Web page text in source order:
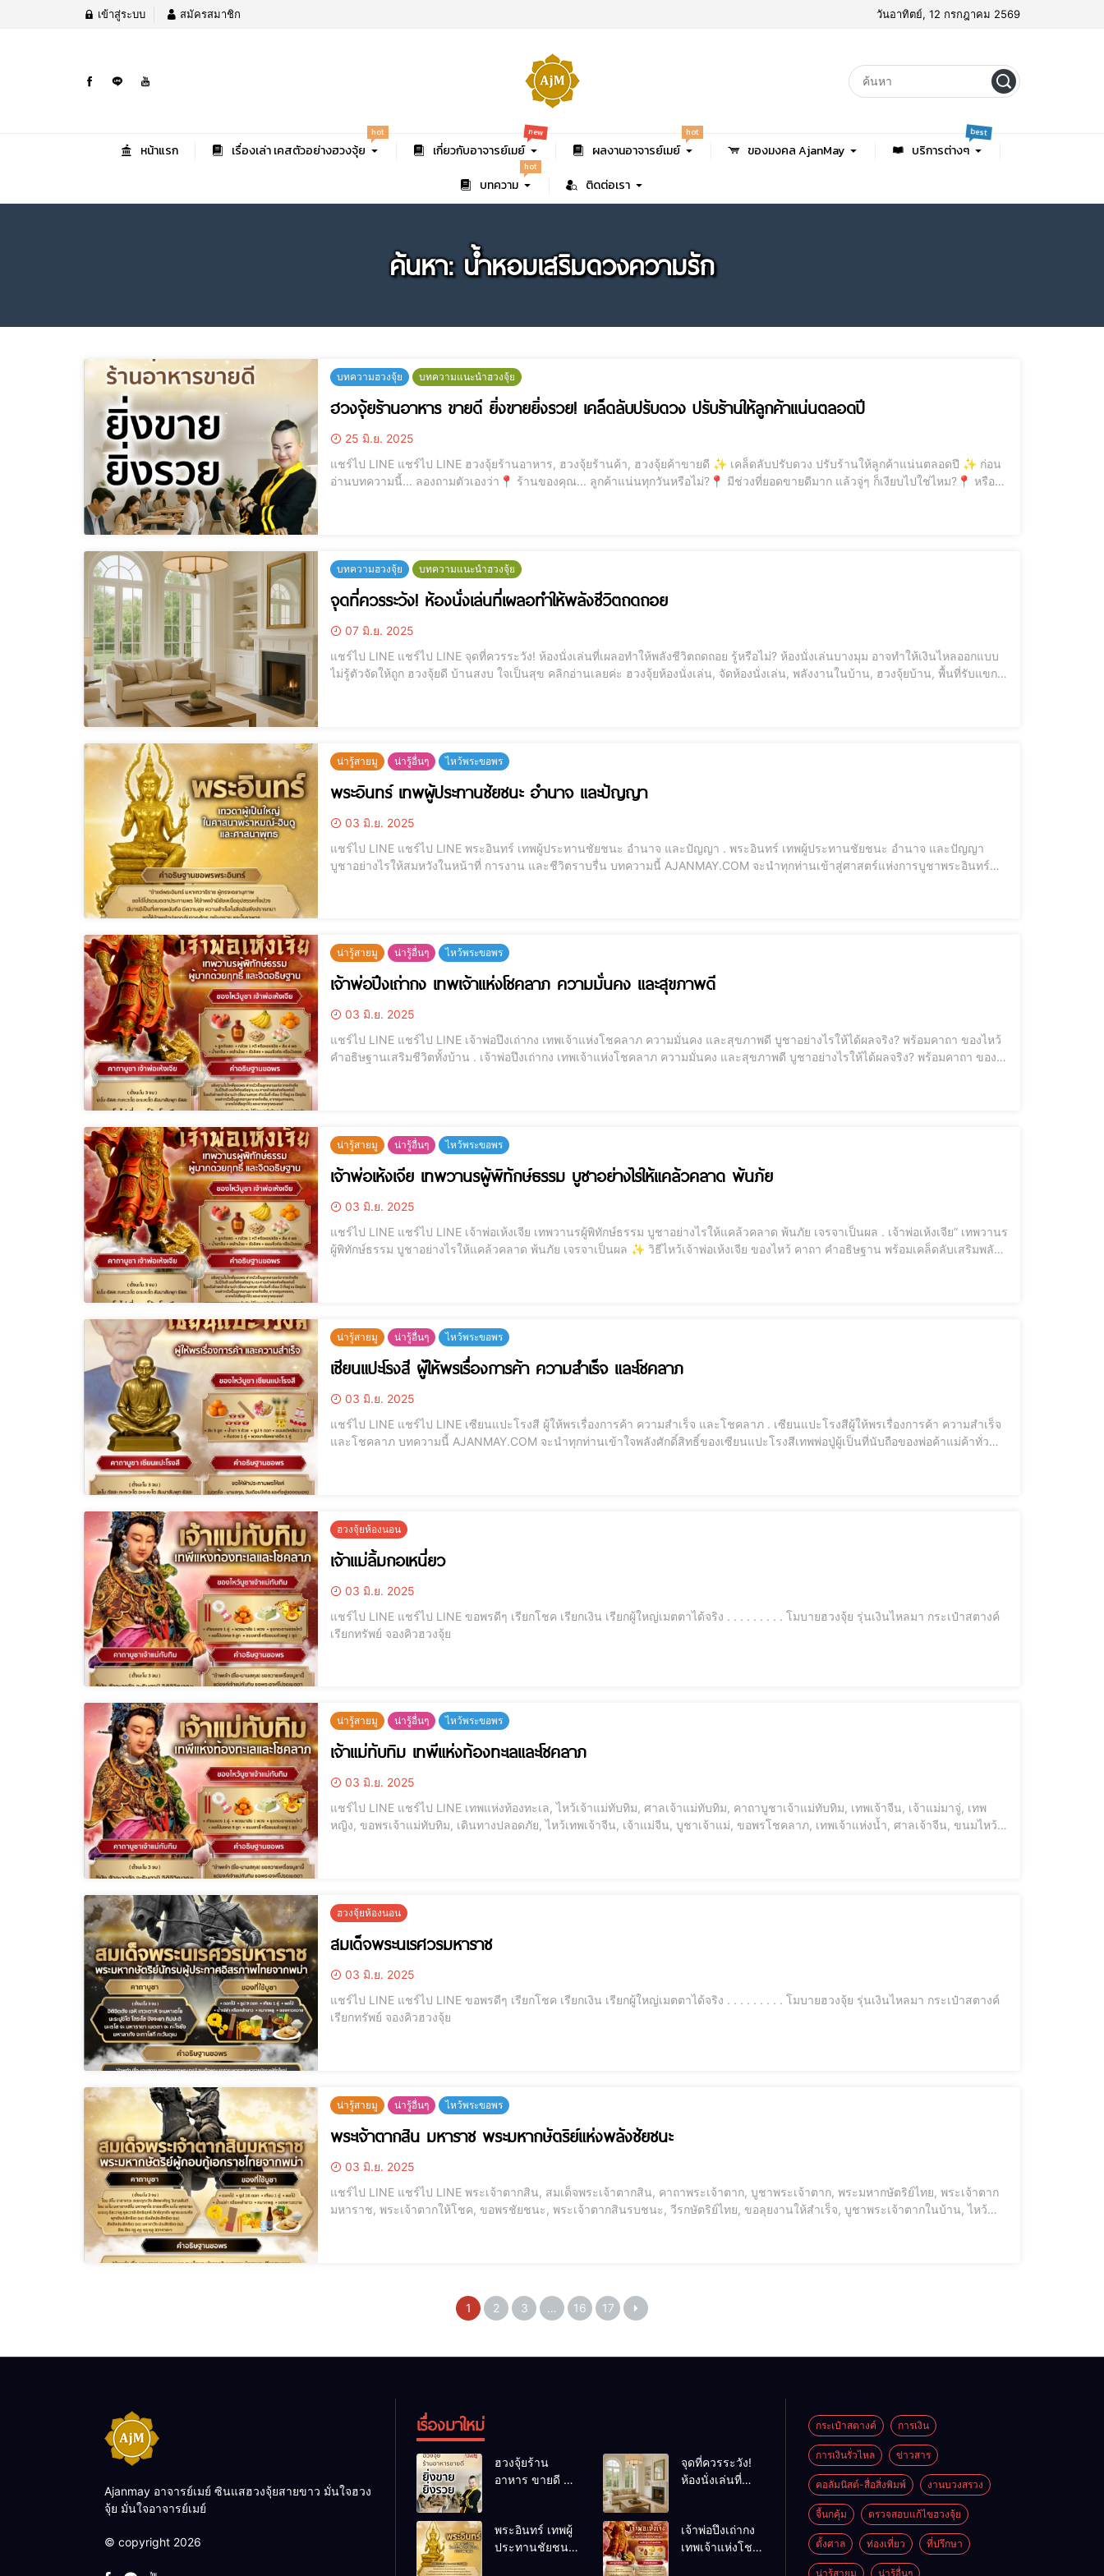
เข้าสู่ระบบ สมัครสมาชิก วันอาทิตย์, 12 กรกฎาคม 2569
หน้าแรก เรื่องเล่า เคสตัวอย่างฮวงจุ้ย
hot
เกี่ยวกับอาจารย์เมย์
new
ผลงานอาจารย์เมย์
hot
ของมงคล AjanMay บริการต่างๆ
best
บทความ
hot
ติดต่อเรา
ค้นหา: น้ำหอมเสริมดวงความรัก
บทความฮวงจุ้ย บทความแนะนำฮวงจุ้ย
ฮวงจุ้ยร้านอาหาร ขายดี ยิ่งขายยิ่งรวย! เคล็ดลับปรับดวง ปรับร้านให้ลูกค้าแน่นตลอดปี
25 มิ.ย. 2025
แชร์ไป LINE แชร์ไป LINE ฮวงจุ้ยร้านอาหาร, ฮวงจุ้ยร้านค้า, ฮวงจุ้ยค้าขายดี ✨ เคล็ดลับปรับดวง ปรับร้านให้ลูกค้าแน่นตลอดปี ✨ ก่อน
อ่านบทความนี้... ลองถามตัวเองว่า📍 ร้านของคุณ... ลูกค้าแน่นทุกวันหรือไม่?📍 มีช่วงที่ยอดขายดีมาก แล้วจู่ๆ ก็เงียบไปใช่ไหม?📍 หรือ
บทความฮวงจุ้ย บทความแนะนำฮวงจุ้ย
จุดที่ควรระวัง! ห้องนั่งเล่นที่เผลอทำให้พลังชีวิตถดถอย
07 มิ.ย. 2025
แชร์ไป LINE แชร์ไป LINE จุดที่ควรระวัง! ห้องนั่งเล่นที่เผลอทำให้พลังชีวิตถดถอย รู้หรือไม่? ห้องนั่งเล่นบางมุม อาจทำให้เงินไหลออกแบบ
ไม่รู้ตัวจัดให้ถูก ฮวงจุ้ยดี บ้านสงบ ใจเป็นสุข คลิกอ่านเลยค่ะ ฮวงจุ้ยห้องนั่งเล่น, จัดห้องนั่งเล่น, พลังงานในบ้าน, ฮวงจุ้ยบ้าน, พื้นที่รับแขก,
น่ารู้สายมู น่ารู้อื่นๆ ไหว้พระขอพร
พระอินทร์ เทพผู้ประทานชัยชนะ อำนาจ และปัญญา
03 มิ.ย. 2025
แชร์ไป LINE แชร์ไป LINE พระอินทร์ เทพผู้ประทานชัยชนะ อำนาจ และปัญญา . พระอินทร์ เทพผู้ประทานชัยชนะ อำนาจ และปัญญา
บูชาอย่างไรให้สมหวังในหน้าที่ การงาน และชีวิตราบรื่น บทความนี้ AJANMAY.COM จะนำทุกท่านเข้าสู่ศาสตร์แห่งการบูชาพระอินทร์
น่ารู้สายมู น่ารู้อื่นๆ ไหว้พระขอพร
เจ้าพ่อปึงเถ่ากง เทพเจ้าแห่งโชคลาภ ความมั่นคง และสุขภาพดี
03 มิ.ย. 2025
แชร์ไป LINE แชร์ไป LINE เจ้าพ่อปึงเถ่ากง เทพเจ้าแห่งโชคลาภ ความมั่นคง และสุขภาพดี บูชาอย่างไรให้ได้ผลจริง? พร้อมคาถา ของไหว้
คำอธิษฐานเสริมชีวิตทั้งบ้าน . เจ้าพ่อปึงเถ่ากง เทพเจ้าแห่งโชคลาภ ความมั่นคง และสุขภาพดี บูชาอย่างไรให้ได้ผลจริง? พร้อมคาถา ของ
น่ารู้สายมู น่ารู้อื่นๆ ไหว้พระขอพร
เจ้าพ่อเห้งเจีย เทพวานรผู้พิทักษ์ธรรม บูชาอย่างไรให้แคล้วคลาด พ้นภัย
03 มิ.ย. 2025
แชร์ไป LINE แชร์ไป LINE เจ้าพ่อเห้งเจีย เทพวานรผู้พิทักษ์ธรรม บูชาอย่างไรให้แคล้วคลาด พ้นภัย เจรจาเป็นผล . เจ้าพ่อเห้งเจีย” เทพวานร
ผู้พิทักษ์ธรรม บูชาอย่างไรให้แคล้วคลาด พ้นภัย เจรจาเป็นผล ✨ วิธีไหว้เจ้าพ่อเห้งเจีย ของไหว้ คาถา คำอธิษฐาน พร้อมเคล็ดลับเสริมพลัง
น่ารู้สายมู น่ารู้อื่นๆ ไหว้พระขอพร
เซียนแปะโรงสี ผู้ให้พรเรื่องการค้า ความสำเร็จ และโชคลาภ
03 มิ.ย. 2025
แชร์ไป LINE แชร์ไป LINE เซียนแปะโรงสี ผู้ให้พรเรื่องการค้า ความสำเร็จ และโชคลาภ . เซียนแปะโรงสีผู้ให้พรเรื่องการค้า ความสำเร็จ
และโชคลาภ บทความนี้ AJANMAY.COM จะนำทุกท่านเข้าใจพลังศักดิ์สิทธิ์ของเซียนแปะโรงสีเทพพ่อปู่ผู้เป็นที่นับถือของพ่อค้าแม่ค้าทั่ว
ฮวงจุ้ยห้องนอน
เจ้าแม่ลิ้มกอเหนี่ยว
03 มิ.ย. 2025
แชร์ไป LINE แชร์ไป LINE ขอพรดีๆ เรียกโชค เรียกเงิน เรียกผู้ใหญ่เมตตาได้จริง . . . . . . . . . โมบายฮวงจุ้ย รุ่นเงินไหลมา กระเป๋าสตางค์
เรียกทรัพย์ จองคิวฮวงจุ้ย
น่ารู้สายมู น่ารู้อื่นๆ ไหว้พระขอพร
เจ้าแม่ทับทิม เทพีแห่งท้องทะเลและโชคลาภ
03 มิ.ย. 2025
แชร์ไป LINE แชร์ไป LINE เทพแห่งท้องทะเล, ไหว้เจ้าแม่ทับทิม, ศาลเจ้าแม่ทับทิม, คาถาบูชาเจ้าแม่ทับทิม, เทพเจ้าจีน, เจ้าแม่มาจู่, เทพ
หญิง, ขอพรเจ้าแม่ทับทิม, เดินทางปลอดภัย, ไหว้เทพเจ้าจีน, เจ้าแม่จีน, บูชาเจ้าแม่, ขอพรโชคลาภ, เทพเจ้าแห่งน้ำ, ศาลเจ้าจีน, ขนมไหว้
ฮวงจุ้ยห้องนอน
สมเด็จพระนเรศวรมหาราช
03 มิ.ย. 2025
แชร์ไป LINE แชร์ไป LINE ขอพรดีๆ เรียกโชค เรียกเงิน เรียกผู้ใหญ่เมตตาได้จริง . . . . . . . . . โมบายฮวงจุ้ย รุ่นเงินไหลมา กระเป๋าสตางค์
เรียกทรัพย์ จองคิวฮวงจุ้ย
น่ารู้สายมู น่ารู้อื่นๆ ไหว้พระขอพร
พระเจ้าตากสิน มหาราช พระมหากษัตริย์แห่งพลังชัยชนะ
03 มิ.ย. 2025
แชร์ไป LINE แชร์ไป LINE พระเจ้าตากสิน, สมเด็จพระเจ้าตากสิน, คาถาพระเจ้าตาก, บูชาพระเจ้าตาก, พระมหากษัตริย์ไทย, พระเจ้าตาก
มหาราช, พระเจ้าตากให้โชค, ขอพรชัยชนะ, พระเจ้าตากสินรบชนะ, วีรกษัตริย์ไทย, ขอลุยงานให้สำเร็จ, บูชาพระเจ้าตากในบ้าน, ไหว้
1 2 3 … 16 17
Ajanmay อาจารย์เมย์ ซินแสฮวงจุ้ยสายขาว มั่นใจฮวง
จุ้ย มั่นใจอาจารย์เมย์
© copyright 2026
เรื่องมาใหม่
ฮวงจุ้ยร้าน
อาหาร ขายดี ยิ่ง
ปรับร้านให้ลูกค้า
แน่นตลอดปี
จุดที่ควรระวัง!
ห้องนั่งเล่นที่
พระอินทร์ เทพผู้
ประทานชัยชนะ
เจ้าพ่อปึงเถ่ากง
เทพเจ้าแห่งโชค
กระเป๋าสตางค์ การเงิน
การเงินรั่วไหล ข่าวสาร
คอลัมนิสต์-สื่อสิ่งพิมพ์ งานบวงสรวง
จี้นกคุ้ม ตรวจสอบแก้ไขฮวงจุ้ย
ตั้งศาล ท่องเที่ยว ที่ปรึกษา
น่ารู้สายมู น่ารู้อื่นๆ